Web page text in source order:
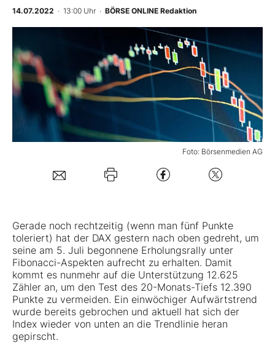
Experten
Mein B:O
Mein Konto
14.07.2022 · 13:00 Uhr · BÖRSE ONLINE Redaktion
Foto: Börsenmedien AG
Gerade noch rechtzeitig (wenn man fünf Punkte
toleriert) hat der DAX gestern nach oben gedreht, um
seine am 5. Juli begonnene Erholungsrally unter
Fibonacci-Aspekten aufrecht zu erhalten. Damit
kommt es nunmehr auf die Unterstützung 12.625
Zähler an, um den Test des 20-Monats-Tiefs 12.390
Punkte zu vermeiden. Ein einwöchiger Aufwärtstrend
wurde bereits gebrochen und aktuell hat sich der
Index wieder von unten an die Trendlinie heran
gepirscht.